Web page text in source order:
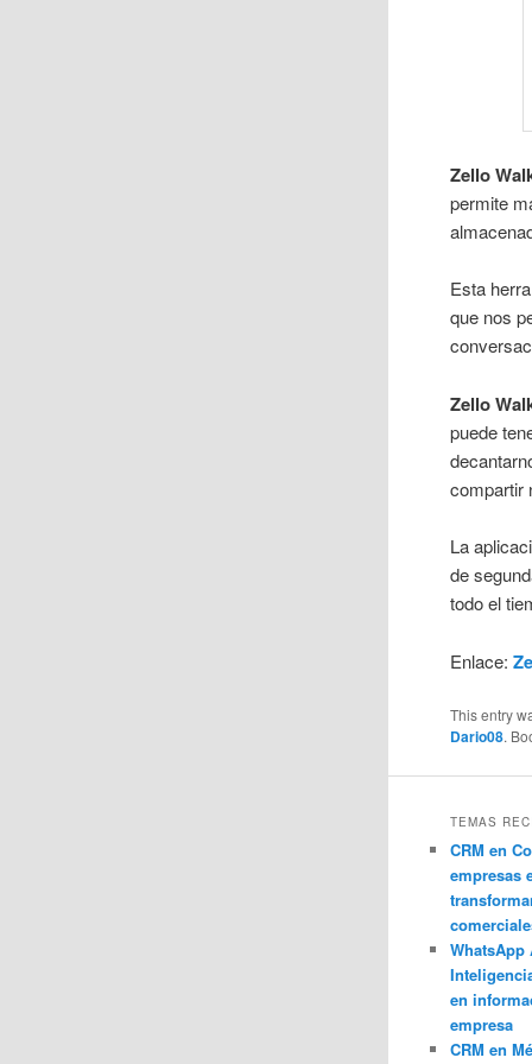
Zello
permite
Esta
que nos
Zello
puede
compartir
La
de
todo el
Enlace:
This entry
Dario08.
TEMAS
CRM en
empresas
WhatsApp
en
empresa
CRM en